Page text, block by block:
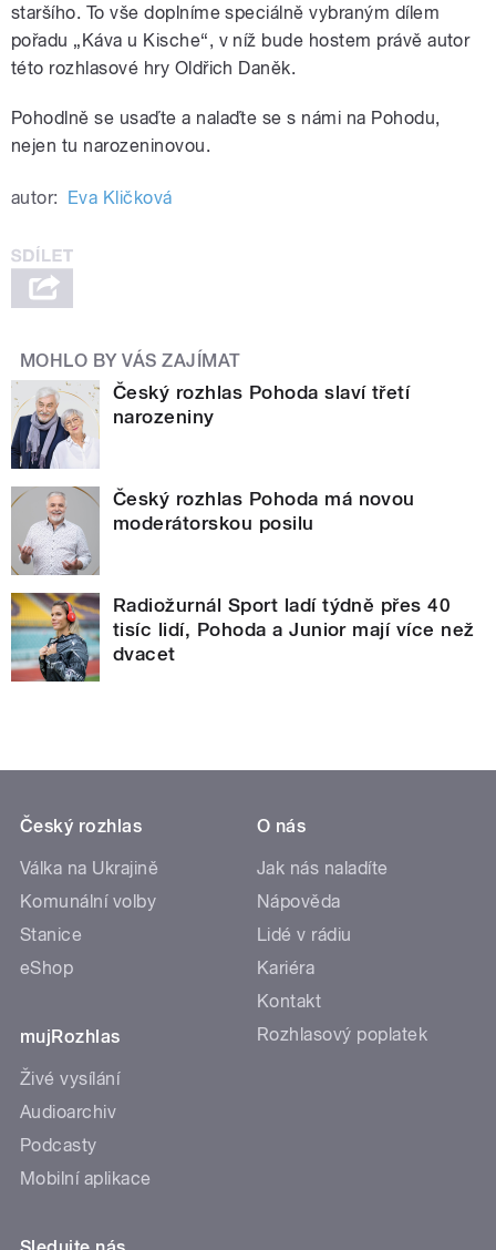
staršího. To vše doplníme speciálně vybraným dílem
pořadu „Káva u Kische“, v níž bude hostem právě autor
této rozhlasové hry Oldřich Daněk.
Pohodlně se usaďte a nalaďte se s námi na Pohodu,
nejen tu narozeninovou.
autor: Eva Kličková
MOHLO BY VÁS ZAJÍMAT
Český rozhlas Pohoda slaví třetí
narozeniny
Český rozhlas Pohoda má novou
moderátorskou posilu
Radiožurnál Sport ladí týdně přes 40
tisíc lidí, Pohoda a Junior mají více než
dvacet
Český rozhlas
Válka na Ukrajině
Komunální volby
Stanice
eShop
mujRozhlas
Živé vysílání
Audioarchiv
Podcasty
Mobilní aplikace
O nás
Jak nás naladíte
Nápověda
Lidé v rádiu
Kariéra
Kontakt
Rozhlasový poplatek